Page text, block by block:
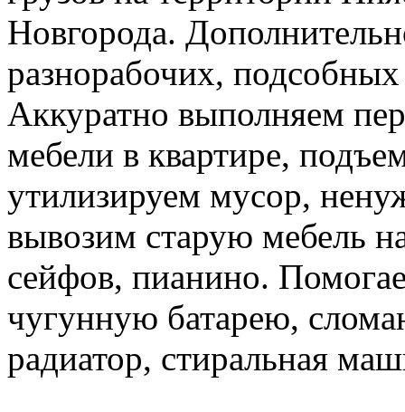
Новгорода.
разнорабочих,
Аккуратно выполняем
мебели в квартире,
утилизируем мусор,
вывозим старую мебель
сейфов, пианино.
чугунную батарею,
радиатор, стиральная